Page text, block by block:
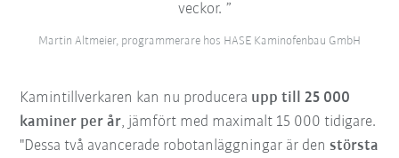
veckor.
Martin Altmeier, programmerare hos HASE Kaminofenbau GmbH
Kamintillverkaren kan nu producera upp till 25 000
kaminer per år, jämfört med maximalt 15 000 tidigare.
"Dessa två avancerade robotanläggningar är denstörsta